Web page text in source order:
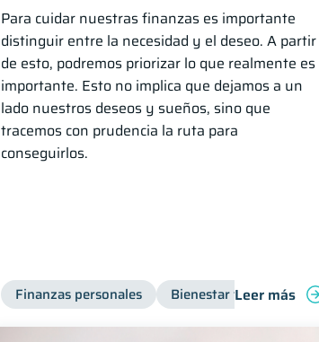
Para cuidar nuestras finanzas es importante
distinguir entre la necesidad y el deseo. A partir
de esto, podremos priorizar lo que realmente es
importante. Esto no implica que dejamos a un
lado nuestros deseos y sueños, sino que
tracemos con prudencia la ruta para
conseguirlos.
Finanzas personales Bienestar financiero
Leer más